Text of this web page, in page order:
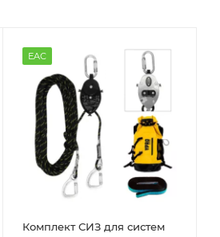
EAC
Комплект СИЗ для систем